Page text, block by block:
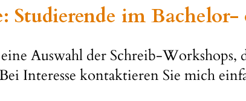
Studierende im Bachelor-
Auswahl der Schreib-Workshops,
Interesse kontaktieren Sie mich